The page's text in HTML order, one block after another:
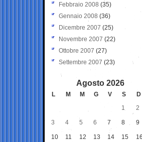
Febbraio 2008 (35)
Gennaio 2008 (36)
Dicembre 2007 (25)
Novembre 2007 (22)
Ottobre 2007 (27)
Settembre 2007 (23)
Agosto 2026
L M M G V S
D
1
2
3 4 5 6 7 8 9
10 11 12 13 14 15 16